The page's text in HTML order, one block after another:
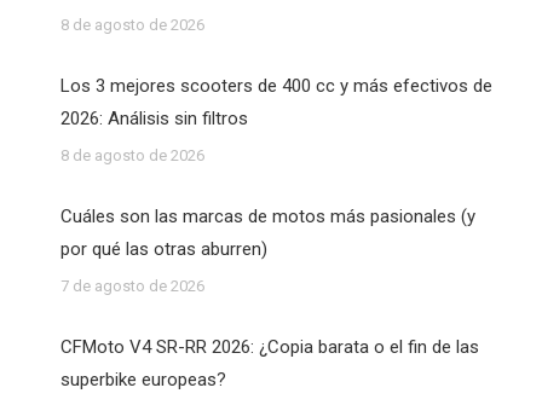
8 de agosto de 2026
Los 3 mejores scooters de 400 cc y más efectivos de
2026: Análisis sin filtros
8 de agosto de 2026
Cuáles son las marcas de motos más pasionales (y
por qué las otras aburren)
7 de agosto de 2026
CFMoto V4 SR-RR 2026: ¿Copia barata o el fin de las
superbike europeas?